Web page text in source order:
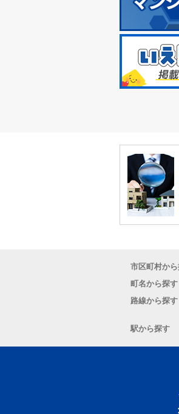
市区町村か
町名から探す
路線から探す
駅から探す